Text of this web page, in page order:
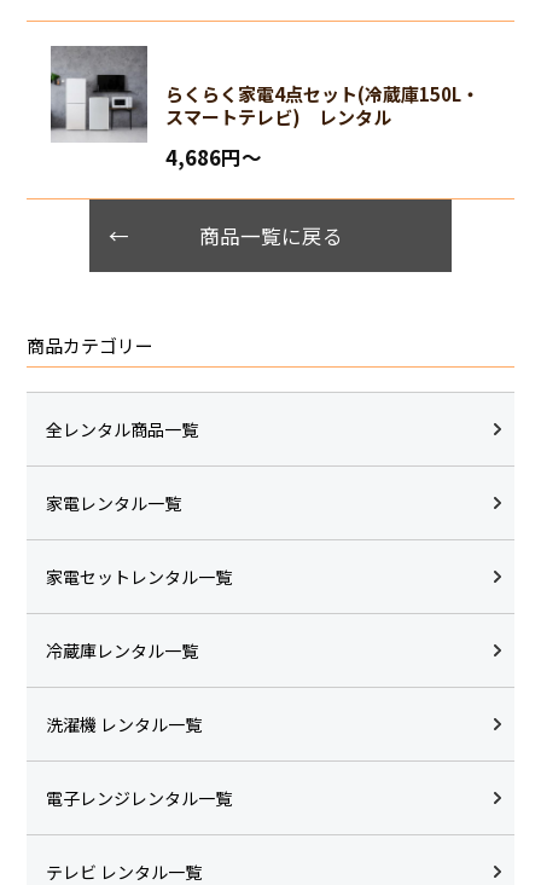
らくらく家電4点セット(冷蔵庫150L・
スマートテレビ) レンタル
4,686円〜
商品一覧に戻る
商品カテゴリー
全レンタル商品一覧
家電レンタル一覧
家電セットレンタル一覧
冷蔵庫レンタル一覧
洗濯機 レンタル一覧
電子レンジレンタル一覧
テレビ レンタル一覧